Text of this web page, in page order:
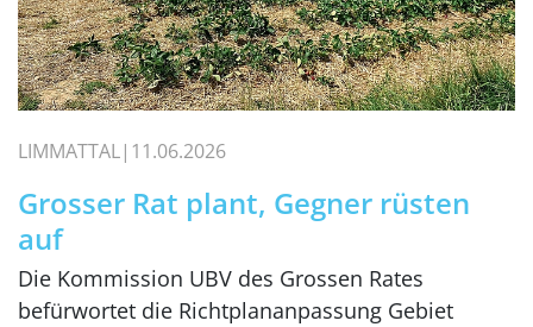
LIMMATTAL 11.06.2026
Grosser Rat plant, Gegner rüsten
auf
Die Kommission UBV des Grossen Rates
befürwortet die Richtplananpassung Gebiet